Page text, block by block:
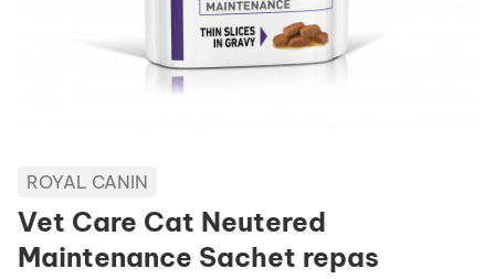
ROYAL CANIN
Vet Care Cat Neutered
Maintenance Sachet repas